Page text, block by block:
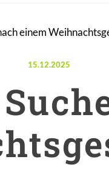
einem
Veröffentlicht am:
15.12.2025